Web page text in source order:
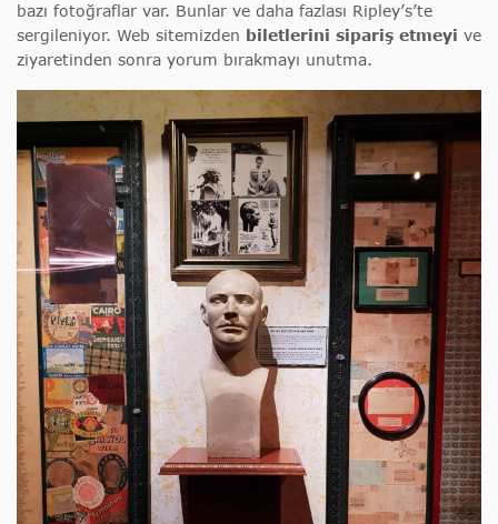
bazı fotoğraflar var. Bunlar ve daha fazlası Ripley’s’te
sergileniyor. Web sitemizden biletlerini sipariş etmeyi ve
ziyaretinden sonra yorum bırakmayı unutma.